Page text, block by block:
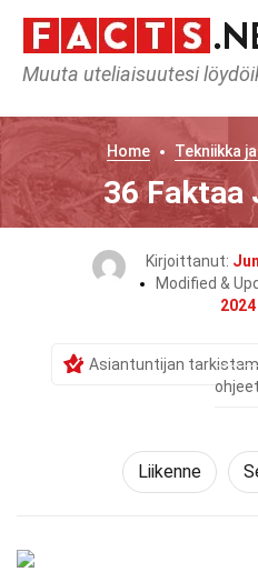
Muuta uteliaisuutesi
Home Tekniikka
36 Faktaa
Kirjoittanut:
Modified &
2024
Asiantuntijan
ohjeet
Liikenne